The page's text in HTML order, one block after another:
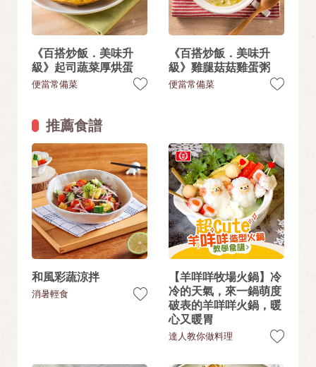
《百搭炒飯．美味升
級》起司蔬菜厚烘蛋
便當常備菜
《百搭炒飯．美味升
級》雞腿菇菇雞蛋粥
便當常備菜
推薦食譜
和風彩蔬涼拌
消暑輕食
【羊咩咩牧場火鍋】冷
冷的天氣，來一鍋萌度
破表的羊咩咩火鍋，暖
心又暖胃
達人教你做料理